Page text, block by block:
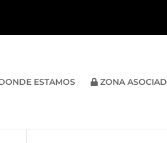
ESTAMOS ZONA